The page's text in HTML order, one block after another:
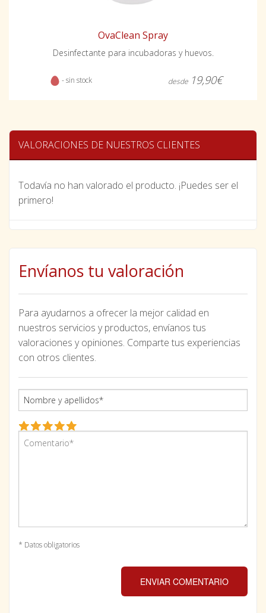
OvaClean Spray
Desinfectante para incubadoras y huevos.
- sin stock desde 19,90€
VALORACIONES DE NUESTROS CLIENTES
Todavía no han valorado el producto. ¡Puedes ser el
primero!
Envíanos tu valoración
Para ayudarnos a ofrecer la mejor calidad en
nuestros servicios y productos, envíanos tus
valoraciones y opiniones. Comparte tus experiencias
con otros clientes.
* Datos obligatorios
ENVIAR COMENTARIO